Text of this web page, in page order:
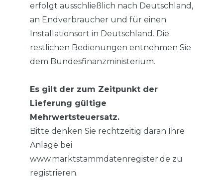
erfolgt ausschließlich nach Deutschland,
an Endverbraucher und für einen
Installationsort in Deutschland. Die
restlichen Bedienungen entnehmen Sie
dem Bundesfinanzministerium.
Es gilt der zum Zeitpunkt der
Lieferung gültige
Mehrwertsteuersatz.
Bitte denken Sie rechtzeitig daran Ihre
Anlage bei
www.marktstammdatenregister.de zu
registrieren.